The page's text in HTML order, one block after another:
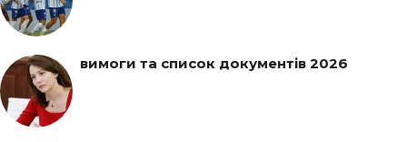
вимоги та список документів 2026